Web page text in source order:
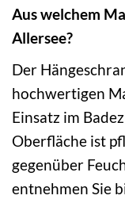
Aus welchem
Allersee?
Der
hochwertigen
Einsatz im
Oberfläche ist
gegenüber
entnehmen Sie